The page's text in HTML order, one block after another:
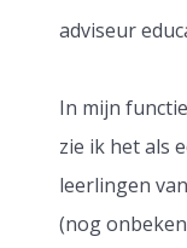
adviseur
In mijn
zie ik het als
leerlingen
(nog